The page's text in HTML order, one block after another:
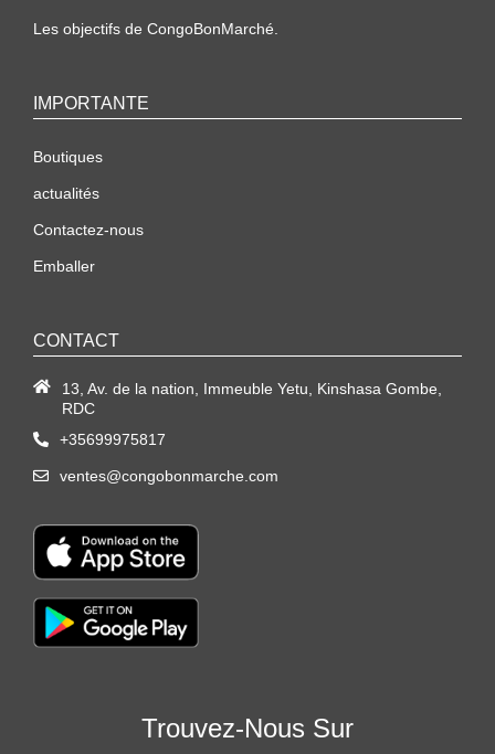
Les objectifs de CongoBonMarché.
IMPORTANTE
Boutiques
actualités
Contactez-nous
Emballer
CONTACT
13, Av. de la nation, Immeuble Yetu, Kinshasa Gombe,
RDC
+35699975817
ventes@congobonmarche.com
Trouvez-Nous Sur